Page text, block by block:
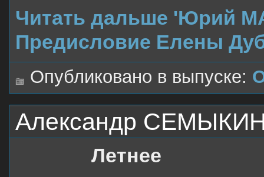
Читать дальше 'Юрий
Предисловие Елены
Опубликовано в выпуске:
Александр
Летнее